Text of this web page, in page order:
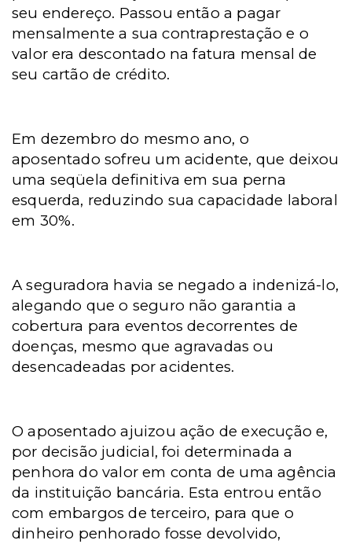
seu endereço. Passou então a pagar
mensalmente a sua contraprestação e o
valor era descontado na fatura mensal de
seu cartão de crédito.
Em dezembro do mesmo ano, o
aposentado sofreu um acidente, que deixou
uma seqüela definitiva em sua perna
esquerda, reduzindo sua capacidade laboral
em 30%.
A seguradora havia se negado a indenizá-lo,
alegando que o seguro não garantia a
cobertura para eventos decorrentes de
doenças, mesmo que agravadas ou
desencadeadas por acidentes.
O aposentado ajuizou ação de execução e,
por decisão judicial, foi determinada a
penhora do valor em conta de uma agência
da instituição bancária. Esta entrou então
com embargos de terceiro, para que o
dinheiro penhorado fosse devolvido,